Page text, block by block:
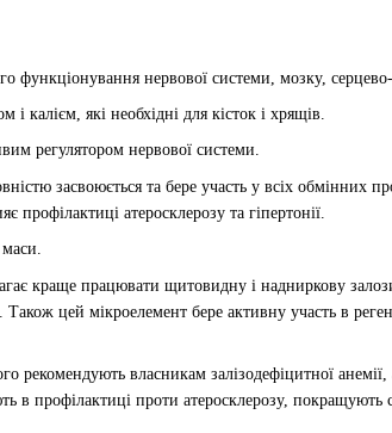
нервової системи, мозку, серцево-
калієм, які необхідні для кісток і хрящів.
регулятором нервової системи.
засвоюється та бере участь у всіх обмінних
атеросклерозу та гіпертонії.
краще працювати щитовидну і надниркову
цей мікроелемент бере активну участь в
рекомендують власникам залізодефіцитної
в профілактиці проти атеросклерозу,